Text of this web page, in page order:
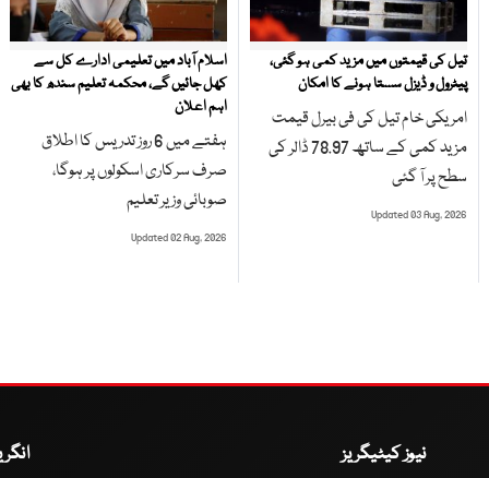
تیل کی قیمتوں میں مزید کمی ہو گئی،
پیٹرول و ڈیزل سستا ہونے کا امکان
امریکی خام تیل کی فی بیرل قیمت
مزید کمی کے ساتھ 78.97 ڈالر کی
سطح پر آ گئی
Updated 03 Aug, 2026
اسلام آباد میں تعلیمی ادارے کل سے
کھل جائیں گے، محکمہ تعلیم سندھ کا بھی
اہم اعلان
ہفتے میں 6 روز تدریس کا اطلاق
صرف سرکاری اسکولوں پر ہوگا،
صوبائی وزیر تعلیم
Updated 02 Aug, 2026
نیوز کیٹیگریز